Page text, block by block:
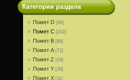
Категории раздела
Помет D [80]
Помет С [202]
Помет В [86]
Помет A [72]
Помет Z [19]
Помет Y [39]
Помет X [11]